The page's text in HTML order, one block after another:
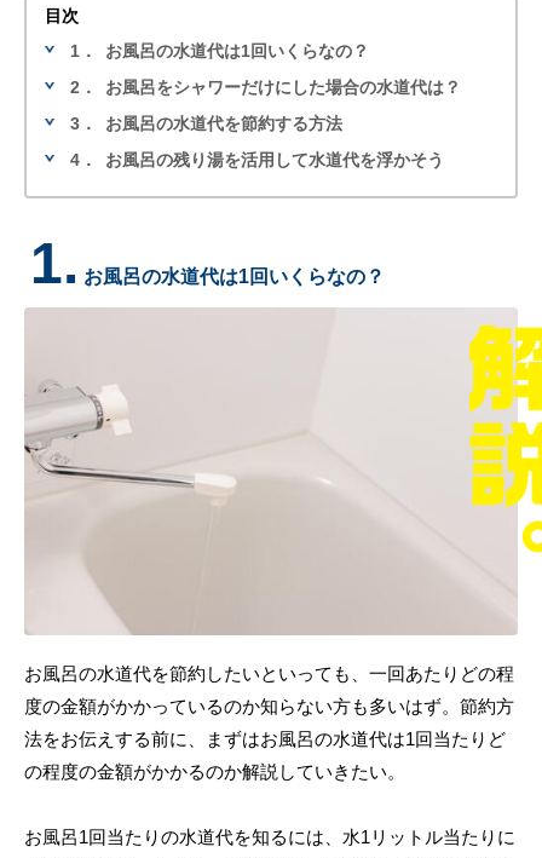
目次
1．
お風呂の水道代は1回いくらなの？
2．
お風呂をシャワーだけにした場合の水道代は？
3．
お風呂の水道代を節約する方法
4．
お風呂の残り湯を活用して水道代を浮かそう
1. お風呂の水道代は1回いくらなの？
お風呂の水道代を節約したいといっても、一回あたりどの程
度の金額がかかっているのか知らない方も多いはず。節約方
法をお伝えする前に、まずはお風呂の水道代は1回当たりど
の程度の金額がかかるのか解説していきたい。
お風呂1回当たりの水道代を知るには、水1リットル当たりに